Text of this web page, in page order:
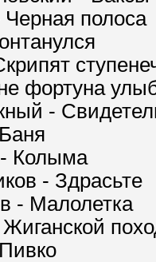
полоса
фортуна
-
Колыма
- Здрасьте
- Малолетка